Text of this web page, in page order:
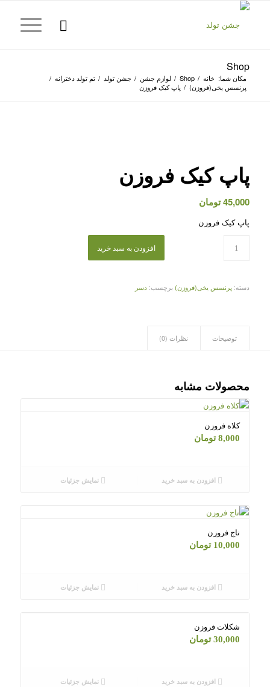
Shop
مکان شما: خانه /
Shop
/ لوازم جشن / جشن تولد / تم تولد دخترانه /
پرنسس یخی(فروزن) / پاپ کیک فروزن
پاپ کیک فروزن
45,000تومان
پاپ کیک فروزن
افزودن به سبد خرید
دسته: پرنسس یخی(فروزن) برچسب: دسر
توضیحات نظرات (0)
محصولات مشابه
کلاه فروزن
8,000 تومان
افزودن به سبد خرید نمایش جزئیات
تاج فروزن
10,000 تومان
افزودن به سبد خرید نمایش جزئیات
شکلات فروزن
30,000 تومان
افزودن به سبد خرید نمایش جزئیات